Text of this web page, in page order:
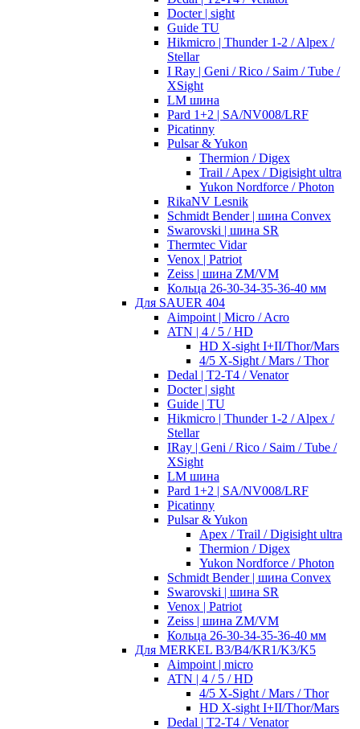
Docter | sight
Guide TU
Hikmicro | Thunder 1-2 / Alpex /
Stellar
I Ray | Geni / Rico / Saim / Tube /
XSight
LM шина
Pard 1+2 | SA/NV008/LRF
Picatinny
Pulsar & Yukon
Thermion / Digex
Trail / Apex / Digisight ultra
Yukon Nordforce / Photon
RikaNV Lesnik
Schmidt Bender | шина Convex
Swarovski | шина SR
Thermtec Vidar
Venox | Patriot
Zeiss | шина ZM/VM
Кольца 26-30-34-35-36-40 мм
Для SAUER 404
Aimpoint | Micro / Acro
ATN | 4 / 5 / HD
HD X-sight I+II/Thor/Mars
4/5 X-Sight / Mars / Thor
Dedal | T2-T4 / Venator
Docter | sight
Guide | TU
Hikmicro | Thunder 1-2 / Alpex /
Stellar
IRay | Geni / Rico / Saim / Tube /
XSight
LM шина
Pard 1+2 | SA/NV008/LRF
Picatinny
Pulsar & Yukon
Apex / Trail / Digisight ultra
Thermion / Digex
Yukon Nordforce / Photon
Schmidt Bender | шина Convex
Swarovski | шина SR
Venox | Patriot
Zeiss | шина ZM/VM
Кольца 26-30-34-35-36-40 мм
Для MERKEL B3/B4/KR1/K3/K5
Aimpoint | micro
ATN | 4 / 5 / HD
4/5 X-Sight / Mars / Thor
HD X-sight I+II/Thor/Mars
Dedal | T2-T4 / Venator